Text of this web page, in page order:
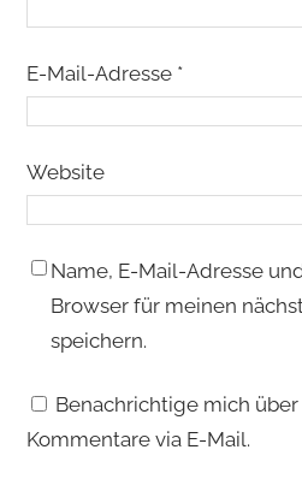
E-Mail-Adresse *
Website
Name, E-Mail-Adresse
Browser für meinen
speichern.
Benachrichtige mich
Kommentare via E-Mail.